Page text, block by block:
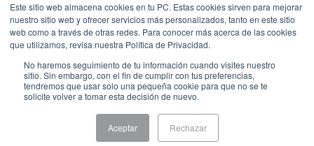
Este sitio web almacena cookies en tu PC. Estas cookies sirven para mejorar
nuestro sitio web y ofrecer servicios más personalizados, tanto en este sitio
web como a través de otras redes. Para conocer más acerca de las cookies
que utilizamos, revisa nuestra Política de Privacidad.
No haremos seguimiento de tu información cuando visites nuestro
sitio. Sin embargo, con el fin de cumplir con tus preferencias,
tendremos que usar solo una pequeña cookie para que no se te
solicite volver a tomar esta decisión de nuevo.
Aceptar Rechazar
Enviar
Denuncia anónima